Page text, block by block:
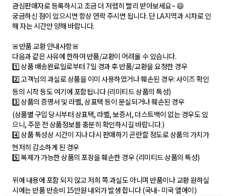
관심판매자로 등록하시고 조금 더 저렴히 빨리 받아보세요~ 😄
궁금하신 점이 있으시면 항상 연락 주시면 됩니다. 단 LA지역과 시차로 인
해 자는 시간만 양해 바랍니다.
🚨반품 교환 안내사항🚨
다음과 같은 사유에 한하여 반품/교환이 어려울 수 있습니다.
1️⃣ 상품 배송완료일로부터 7일 경과 후 반품/교환을 요청한 경우
2️⃣ 고객님의 과실로 상품을 이미 사용하였거나 훼손된 경우: 사이즈 확인
등의 시착 등도 여기에 포함됩니다 (리미티드 상품의 특성)
3️⃣ 상품의 증명서 및 라벨, 상표택 등이 분실되거나 훼손된 경우
(상품별 구입 당시부터 상표택, 라벨, 보증서, 더스트백이 없는 경우도 있
으니, 주문 전 상품정보를 충분히 확인하시길 바랍니다.)
4️⃣ 상품 특성상 시간이 지나 다시 판매하기 곤란할 정도로 상품의 가치가
현저히 감소하게 된 경우
5️⃣ 복제가 가능한 상품의 포장을 훼손한 경우 (리미티드 상품의 특성)
위에 내용에 포함 되지 않고 저희 쪽 과실도 아니며 반품이나 교환 원하실
시에는 반품 반송비 15만원 내외가 발생 합니다 (국내- 미국 엘에이)